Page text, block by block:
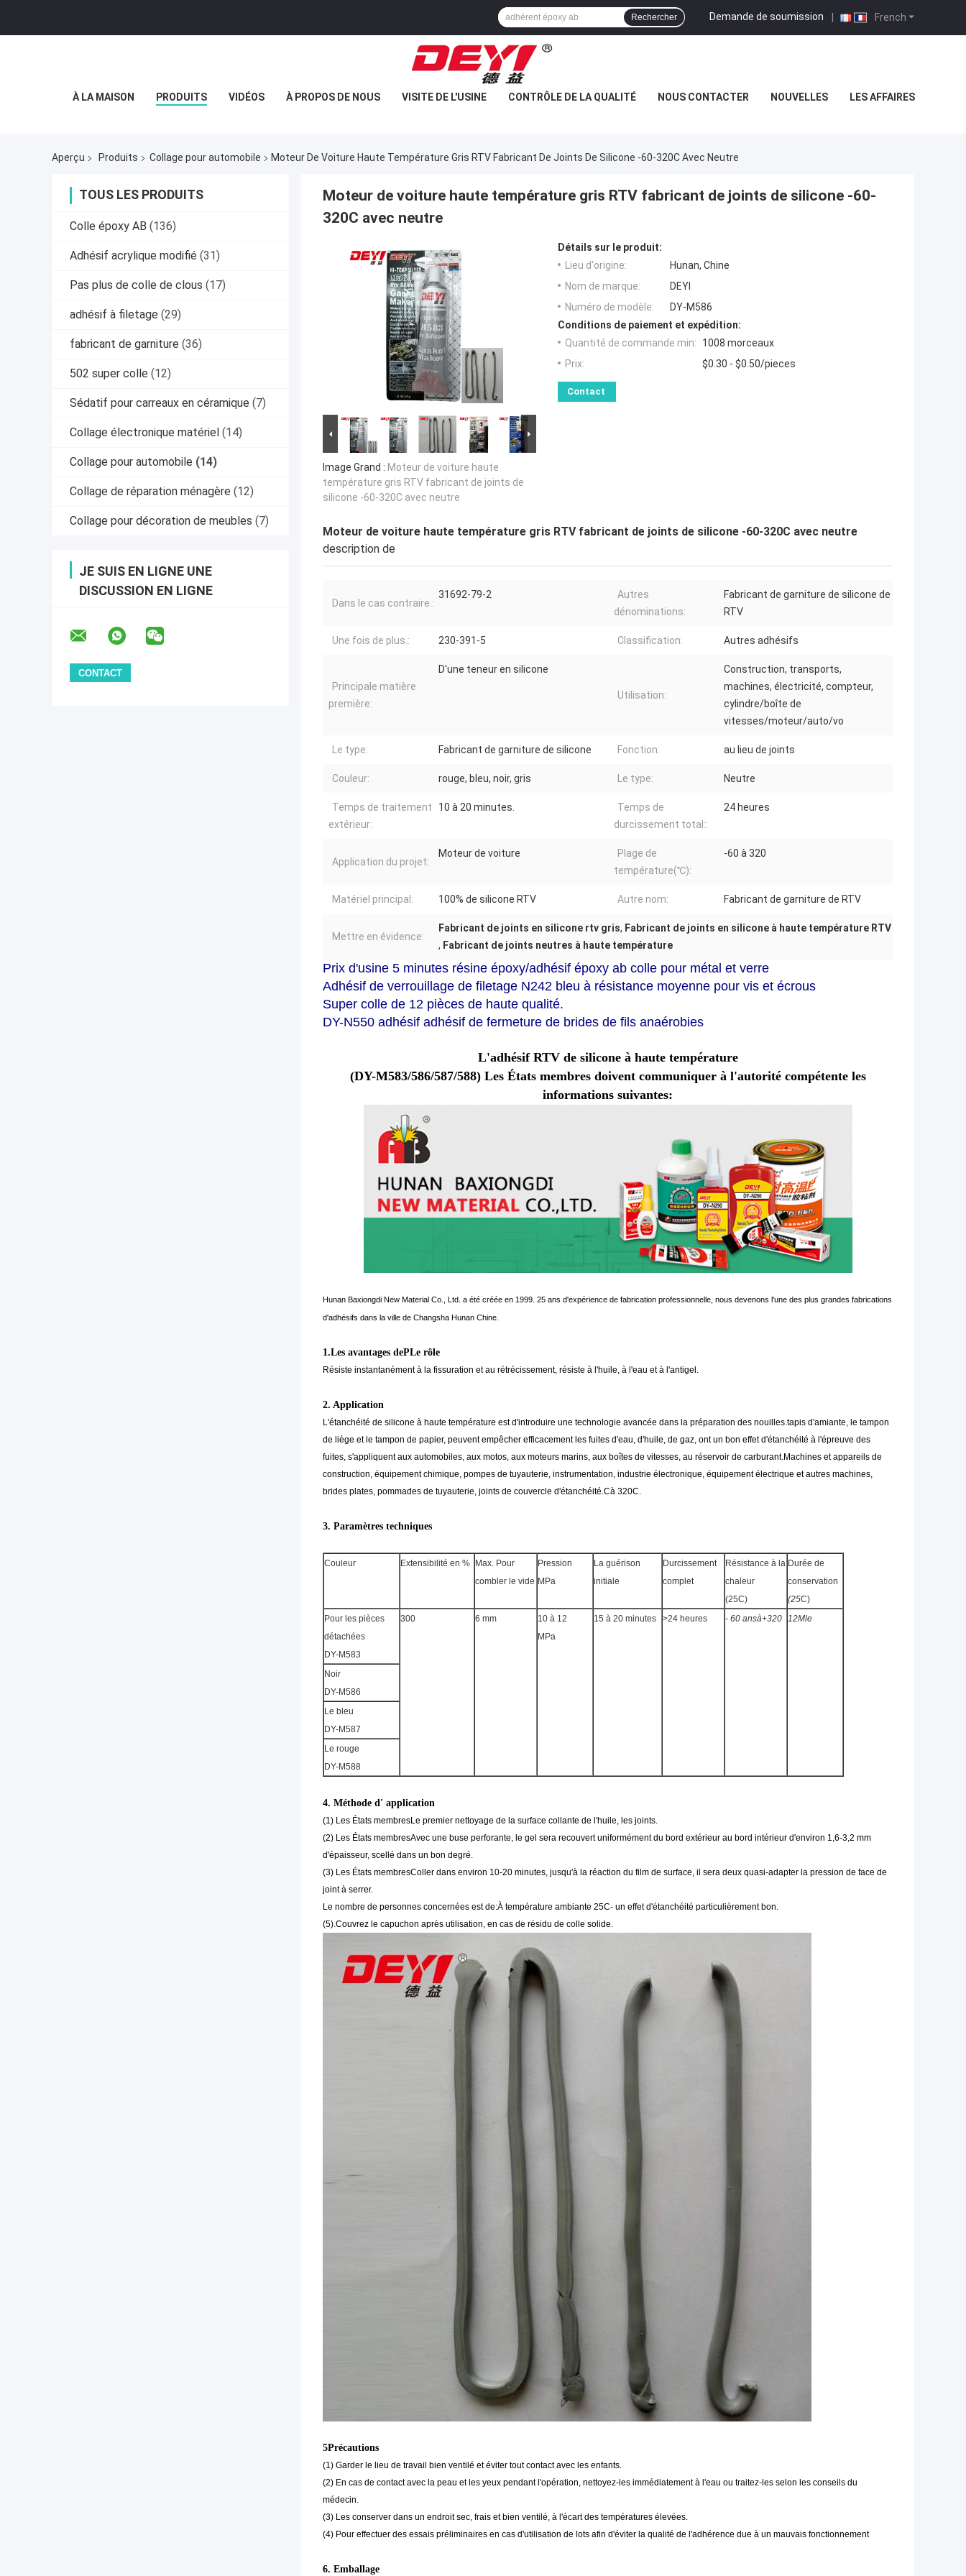
French
Demande de soumission |
Rechercher
À LA MAISON PRODUITS VIDÉOS À PROPOS DE NOUS VISITE DE L'USINE CONTRÔLE DE LA QUALITÉ NOUS CONTACTER NOUVELLES LES AFFAIRES
Aperçu Produits Collage pour automobile Moteur De Voiture Haute Température Gris RTV Fabricant De Joints De Silicone -60-320C Avec Neutre
TOUS LES PRODUITS
Colle époxy AB (136)
Adhésif acrylique modifié (31)
Pas plus de colle de clous (17)
adhésif à filetage (29)
fabricant de garniture (36)
502 super colle (12)
Sédatif pour carreaux en céramique (7)
Collage électronique matériel (14)
Collage pour automobile (14)
Collage de réparation ménagère (12)
Collage pour décoration de meubles (7)
JE SUIS EN LIGNE UNE
DISCUSSION EN LIGNE
Moteur de voiture haute température gris RTV fabricant de joints de silicone -60-
320C avec neutre
Image Grand : Moteur de voiture haute
température gris RTV fabricant de joints de
silicone -60-320C avec neutre
Détails sur le produit:
Lieu d'origine:
Hunan, Chine
Nom de marque:
DEYI
Numéro de modèle:
DY-M586
Conditions de paiement et expédition:
Quantité de commande min:
1008 morceaux
Prix:
$0.30 - $0.50/pieces
Contact
Moteur de voiture haute température gris RTV fabricant de joints de silicone -60-320C avec neutre
description de
Dans le cas contraire.:
31692-79-2
Autres
dénominations:
Fabricant de garniture de silicone de
RTV
Une fois de plus.: 230-391-5 Classification: Autres adhésifs
Principale matière
première:
D'une teneur en silicone
Utilisation:
Construction, transports,
machines, électricité, compteur,
cylindre/boîte de
vitesses/moteur/auto/vo
Le type: Fabricant de garniture de silicone Fonction: au lieu de joints
Couleur: rouge, bleu, noir, gris Le type: Neutre
Temps de traitement
extérieur:
10 à 20 minutes.
Temps de
durcissement total::
24 heures
Application du projet:
Moteur de voiture
Plage de
température(℃):
-60 à 320
Matériel principal: 100% de silicone RTV Autre nom: Fabricant de garniture de RTV
Mettre en évidence:
Fabricant de joints en silicone rtv gris, Fabricant de joints en silicone à haute température RTV
, Fabricant de joints neutres à haute température
Prix d'usine 5 minutes résine époxy/adhésif époxy ab colle pour métal et verre
Adhésif de verrouillage de filetage N242 bleu à résistance moyenne pour vis et écrous
Super colle de 12 pièces de haute qualité.
DY-N550 adhésif adhésif de fermeture de brides de fils anaérobies
L'adhésif RTV de silicone à haute température
(DY-M583/586/587/588) Les États membres doivent communiquer à l'autorité compétente les
informations suivantes:
Hunan Baxiongdi New Material Co., Ltd. a été créée en 1999. 25 ans d'expérience de fabrication professionnelle, nous devenons l'une des plus grandes fabrications
d'adhésifs dans la ville de Changsha Hunan Chine.
1.Les avantages dePLe rôle
Résiste instantanément à la fissuration et au rétrécissement, résiste à l'huile, à l'eau et à l'antigel.
2. Application
L'étanchéité de silicone à haute température est d'introduire une technologie avancée dans la préparation des nouilles.tapis d'amiante, le tampon
de liège et le tampon de papier, peuvent empêcher efficacement les fuites d'eau, d'huile, de gaz, ont un bon effet d'étanchéité à l'épreuve des
fuites, s'appliquent aux automobiles, aux motos, aux moteurs marins, aux boîtes de vitesses, au réservoir de carburant.Machines et appareils de
construction, équipement chimique, pompes de tuyauterie, instrumentation, industrie électronique, équipement électrique et autres machines,
brides plates, pommades de tuyauterie, joints de couvercle d'étanchéité.Cà 320C.
3. Paramètres techniques
Couleur Extensibilité en %
Max. Pour
combler le vide
Pression
MPa
La guérison
initiale
Durcissement
complet
Résistance à la
chaleur
(25C)
Durée de
conservation
(25C)
Pour les pièces
détachées
DY-M583
300 6 mm
10 à 12
MPa
15 à 20 minutes >24 heures - 60 ansà+320 12Mle
Noir
DY-M586
Le bleu
DY-M587
Le rouge
DY-M588
4. Méthode d' application
(1) Les États membresLe premier nettoyage de la surface collante de l'huile, les joints.
(2) Les États membresAvec une buse perforante, le gel sera recouvert uniformément du bord extérieur au bord intérieur d'environ 1,6-3,2 mm
d'épaisseur, scellé dans un bon degré.
(3) Les États membresColler dans environ 10-20 minutes, jusqu'à la réaction du film de surface, il sera deux quasi-adapter la pression de face de
joint à serrer.
Le nombre de personnes concernées est de:À température ambiante 25C- un effet d'étanchéité particulièrement bon.
(5).Couvrez le capuchon après utilisation, en cas de résidu de colle solide.
5Précautions
(1) Garder le lieu de travail bien ventilé et éviter tout contact avec les enfants.
(2) En cas de contact avec la peau et les yeux pendant l'opération, nettoyez-les immédiatement à l'eau ou traitez-les selon les conseils du
médecin.
(3) Les conserver dans un endroit sec, frais et bien ventilé, à l'écart des températures élevées.
(4) Pour effectuer des essais préliminaires en cas d'utilisation de lots afin d'éviter la qualité de l'adhérence due à un mauvais fonctionnement
6. Emballage